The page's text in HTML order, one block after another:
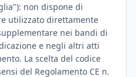
non dispone di
utilizzato direttamente
nei bandi di
e negli altri atti
La scelta del codice
del Regolamento CE n.